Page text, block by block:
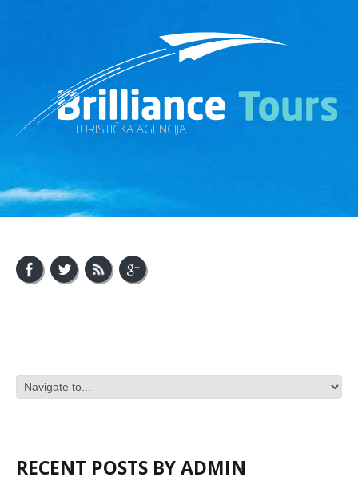
TURISTIČKA AGENCIJA
RECENT POSTS BY ADMIN